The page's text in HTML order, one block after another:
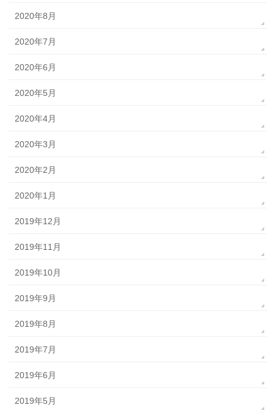
2020年8月
2020年7月
2020年6月
2020年5月
2020年4月
2020年3月
2020年2月
2020年1月
2019年12月
2019年11月
2019年10月
2019年9月
2019年8月
2019年7月
2019年6月
2019年5月